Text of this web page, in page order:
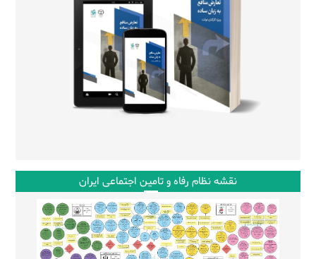
نقشه نظام رفاه و تامین اجتماعی ایران